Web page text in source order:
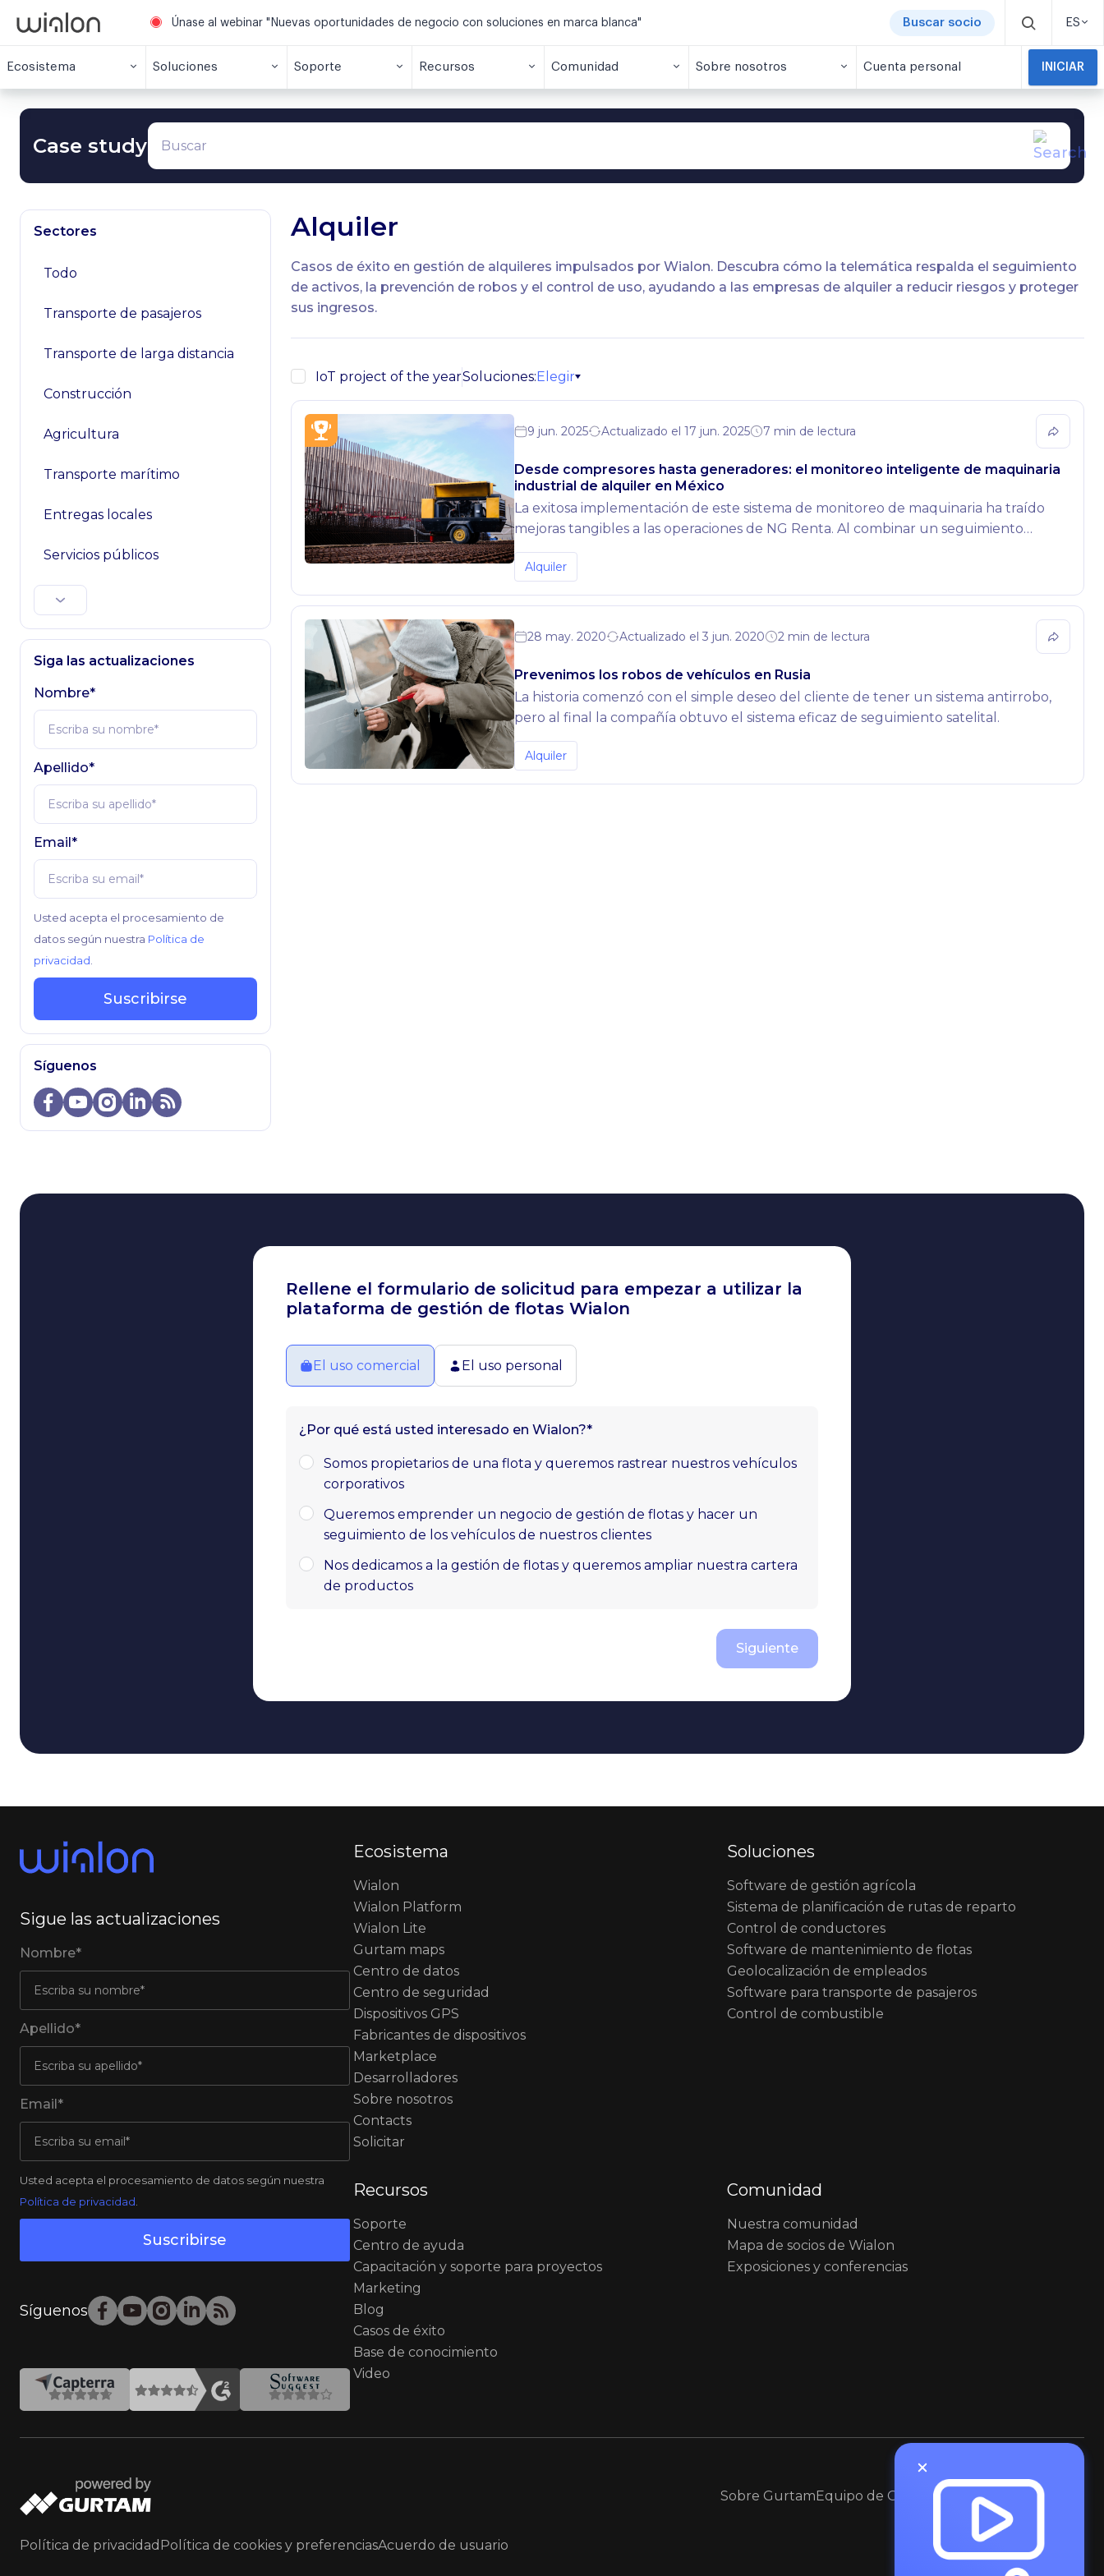
Únase al webinar "Nuevas oportunidades de negocio con soluciones en marca blanca" Buscar socio ES
Ecosistema Soluciones Soporte Recursos Comunidad Sobre nosotros Cuenta personal INICIAR
Case study
Sectores
Todo
Transporte de pasajeros
Transporte de larga distancia
Construcción
Agricultura
Transporte marítimo
Entregas locales
Servicios públicos
Siga las actualizaciones
Nombre*
Apellido*
Email*
Usted acepta el procesamiento de
datos según nuestra Política de
privacidad
Suscribirse
Síguenos
Alquiler
Casos de éxito en gestión de alquileres impulsados por Wialon. Descubra cómo la telemática respalda el seguimiento
de activos, la prevención de robos y el control de uso, ayudando a las empresas de alquiler a reducir riesgos y proteger
sus ingresos.
IoT project of the yearSoluciones:Elegir
9 jun. 2025 Actualizado el 17 jun. 2025 7 min de lectura
Desde compresores hasta generadores: el monitoreo inteligente de maquinaria
industrial de alquiler en México
La exitosa implementación de este sistema de monitoreo de maquinaria ha traído
mejoras tangibles a las operaciones de NG Renta. Al combinar un seguimiento
avanzado, datos en tiempo real y herramientas fáciles de usar, el proyecto ha
proporcionado beneficios inmediatos y a largo plazo en áreas clave de su
puede integrarse eficazmente con soluciones de monitoreo de maquinaria en el
contexto de la gestión de flotas en México.
Alquiler
28 may. 2020 Actualizado el 3 jun. 2020 2 min de lectura
Prevenimos los robos de vehículos en Rusia
La historia comenzó con el simple deseo del cliente de tener un sistema antirrobo,
pero al final la compañía obtuvo el sistema eficaz de seguimiento satelital.
Alquiler
Rellene el formulario de solicitud para empezar a utilizar la
plataforma de gestión de flotas Wialon
El uso comercial El uso personal
¿Por qué está usted interesado en Wialon?*
Somos propietarios de una flota y queremos rastrear nuestros vehículos
corporativos
Queremos emprender un negocio de gestión de flotas y hacer un
seguimiento de los vehículos de nuestros clientes
Nos dedicamos a la gestión de flotas y queremos ampliar nuestra cartera
de productos
Siguiente
Sigue las actualizaciones
Nombre*
Apellido*
Email*
Usted acepta el procesamiento de datos según nuestra
Política de privacidad
Suscribirse
Síguenos
Ecosistema
Wialon
Wialon Platform
Wialon Lite
Gurtam maps
Centro de datos
Centro de seguridad
Dispositivos GPS
Fabricantes de dispositivos
Marketplace
Desarrolladores
Sobre nosotros
Contacts
Solicitar
Soluciones
Software de gestión agrícola
Sistema de planificación de rutas de reparto
Сontrol de conductores
Software de mantenimiento de flotas
Geolocalización de empleados
Software para transporte de pasajeros
Control de combustible
Recursos
Soporte
Centro de ayuda
Capacitación y soporte para proyectos
Marketing
Blog
Casos de éxito
Base de conocimiento
Video
Comunidad
Nuestra comunidad
Mapa de socios de Wialon
Exposiciones y conferencias
Sobre GurtamEquipo de Gurtam Contacte con Gurtam
Política de privacidad Política de cookies y preferenciasAcuerdo de usuario Copyright © 2002-2026